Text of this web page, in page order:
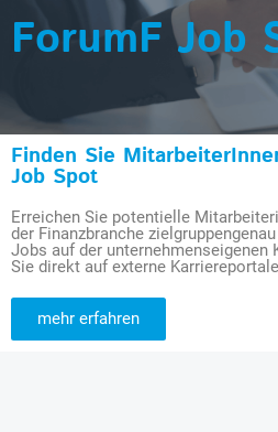
ForumF Job
Finden Sie
Job Spot
Erreichen Sie potentielle
der Finanzbranche
Jobs auf der unternehmenseigenen
Sie direkt auf externe
mehr erfahren